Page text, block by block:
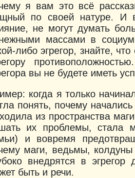
я вам это всё
по своей натуре. И
не могут думать
массами в
либо эгрегор, знайте,
вы не будете иметь
когда я только
понять, почему
из пространства
их проблемы, стала
и вовремя
маги, ведьмы,
внедрятся в
быть и речи.